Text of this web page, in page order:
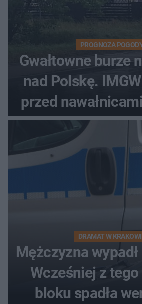
PROGNOZA
Gwałtowne burze
nad Polskę.
przed
DRAMAT W
Mężczyzna
Wcześniej z
bloku spadła